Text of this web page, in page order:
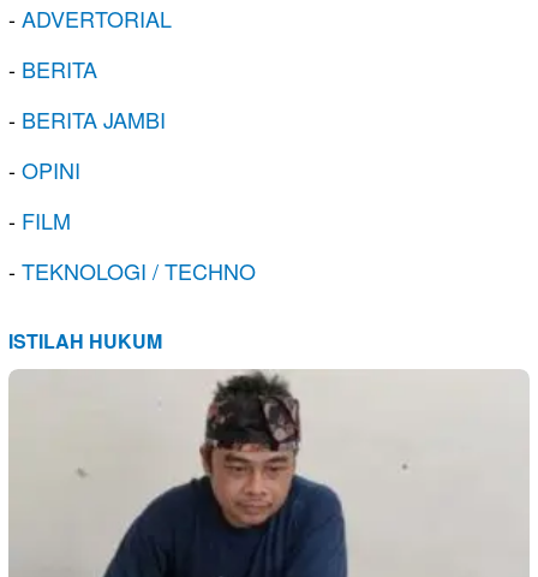
-ADVERTORIAL
- BERITA
- BERITA JAMBI
-OPINI
- FILM
-TEKNOLOGI / TECHNO
ISTILAH HUKUM